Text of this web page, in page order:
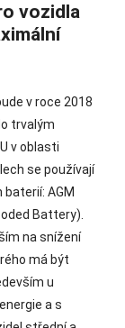
vozidla
v roce 2018
trvalým
v oblasti
se používají
AGM
Battery).
na snížení
má být
u
a s